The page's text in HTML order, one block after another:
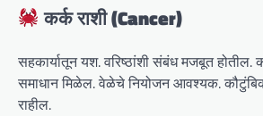
कर्क राशी (Cancer)
सहकार्यातून यश. वरिष्ठांशी संबंध मजबूत होतील.
समाधान मिळेल. वेळेचे नियोजन आवश्यक.
राहील.